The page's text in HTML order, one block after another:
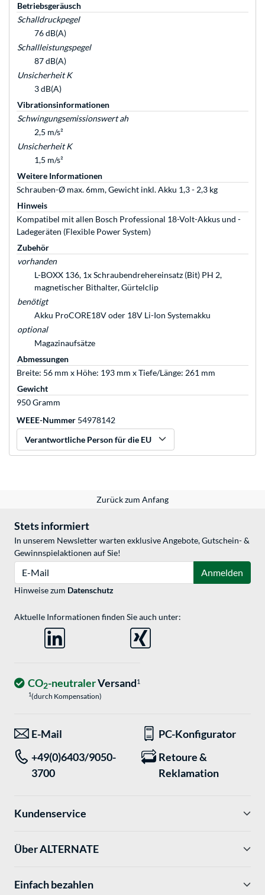
Betriebsgeräusch
Schalldruckpegel
76 dB(A)
Schallleistungspegel
87 dB(A)
Unsicherheit K
3 dB(A)
Vibrationsinformationen
Schwingungsemissionswert ah
2,5 m/s²
Unsicherheit K
1,5 m/s²
Weitere Informationen
Schrauben-Ø max. 6mm, Gewicht inkl. Akku 1,3 - 2,3 kg
Hinweis
Kompatibel mit allen Bosch Professional 18-Volt-Akkus und -
Ladegeräten (Flexible Power System)
Zubehör
vorhanden
L-BOXX 136, 1x Schraubendrehereinsatz (Bit) PH 2,
magnetischer Bithalter, Gürtelclip
benötigt
Akku ProCORE18V oder 18V Li-Ion Systemakku
optional
Magazinaufsätze
Abmessungen
Breite: 56 mm x Höhe: 193 mm x Tiefe/Länge: 261 mm
Gewicht
950 Gramm
WEEE-Nummer 54978142
Verantwortliche Person für die EU
Zurück zum Anfang
Stets informiert
In unserem Newsletter warten exklusive Angebote, Gutschein- &
Gewinnspielaktionen auf Sie!
Anmelden
Hinweise zum Datenschutz
Aktuelle Informationen finden Sie auch unter:
CO2-neutralerVersand1
1(durch Kompensation)
E-Mail
PC-Konfigurator
+49(0)6403/9050-
3700
Retoure &
Reklamation
Kundenservice
Über ALTERNATE
Einfach bezahlen